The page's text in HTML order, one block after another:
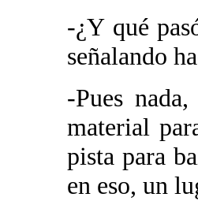
-¿Y qué
señalando
-Pues
material
pista para
en eso, un